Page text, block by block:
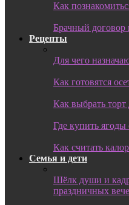
Как
Брачный договор
Рецепты
Для чего
Как готовятся
Как выбрать торт
Где купить
Как считать
Семья и дети
Шёлк души и
праздничных